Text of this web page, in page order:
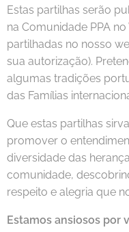
Estas partilhas serão
na Comunidade PPA
partilhadas no nosso
sua autorização).
algumas tradições
das Famílias
Que estas partilhas
promover o
diversidade das
comunidade,
respeito e alegria que
Estamos ansiosos por